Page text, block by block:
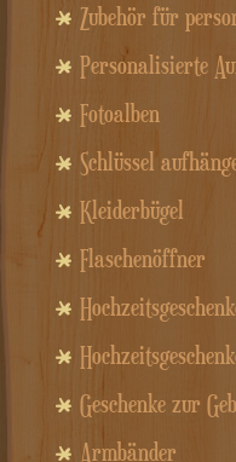
Zubehör für
Personalisierte
Fotoalben
Schlüssel
Kleiderbügel
Flaschenöffner
Geschenke zur
Armbänder